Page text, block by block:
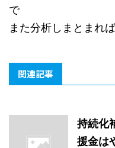
で
また分析しまとまれ
関連記事
持続化
援金は